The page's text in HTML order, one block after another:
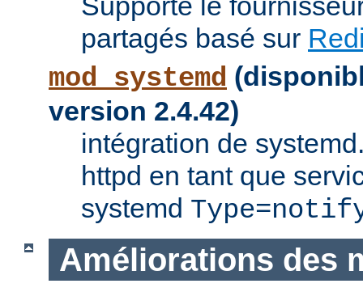
partagés basé sur
mod_systemd
version 2.4.42)
intégration de
httpd en tant que
systemd
Améliorations des